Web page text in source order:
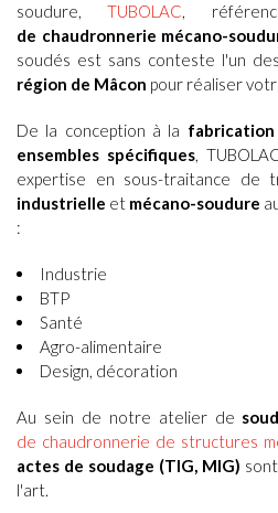
soudure ,TUBOLAC ,
de chaudronnerie mécano-
soudés est sans conteste l'un
région de Mâcon pour réaliser
De la conception à la
ensembles spécifiques ,
expertise en sous-traitance de
industrielle et mécano-soudure
:
Industrie
BTP
Santé
Agro-alimentaire
Design, décoration
Au sein de notre atelier de
de chaudronnerie de structures
actes de soudage (TIG, MIG)
l'art.